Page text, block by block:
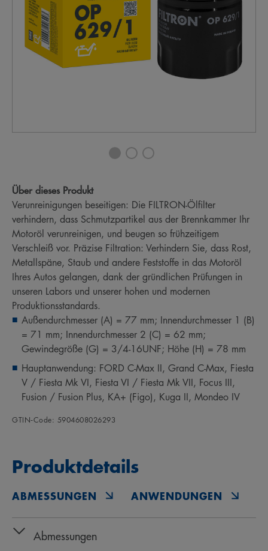
Über dieses Produkt
Verunreinigungen beseitigen: Die FILTRON-Ölfilter
verhindern, dass Schmutzpartikel aus der Brennkammer Ihr
Motoröl verunreinigen, und beugen so frühzeitigem
Verschleiß vor. Präzise Filtration: Verhindern Sie, dass Rost,
Metallspäne, Staub und andere Feststoffe in das Motoröl
Ihres Autos gelangen, dank der gründlichen Prüfungen in
unseren Labors und unserer hohen und modernen
Produktionsstandards.
Außendurchmesser (A) = 77 mm; Innendurchmesser 1 (B)
= 71 mm; Innendurchmesser 2 (C) = 62 mm;
Gewindegröße (G) = 3/4-16UNF; Höhe (H) = 78 mm
Hauptanwendung: FORD C-Max II, Grand C-Max, Fiesta
V / Fiesta Mk VI, Fiesta VI / Fiesta Mk VII, Focus III,
Fusion / Fusion Plus, KA+ (Figo), Kuga II, Mondeo IV
GTIN‑Code: 5904608026293
Produktdetails
ABMESSUNGEN ANWENDUNGEN
Abmessungen